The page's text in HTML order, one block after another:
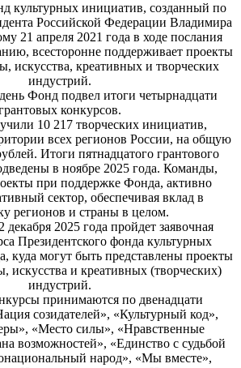
культурных инициатив, созданный по
Российской Федерации Владимира
21 апреля 2021 года в ходе послания
всесторонне поддерживает проекты
искусства, креативных и творческих
индустрий.
Фонд подвел итоги четырнадцати
конкурсов.
10 217 творческих инициатив,
всех регионов России, на общую
Итоги пятнадцатого грантового
в ноябре 2025 года. Команды,
при поддержке Фонда, активно
сектор, обеспечивая вклад в
регионов и страны в целом.
декабря 2025 года пройдет заявочная
Президентского фонда культурных
куда могут быть представлены проекты
искусства и креативных (творческих)
индустрий.
принимаются по двенадцати
созидателей», «Культурный код»,
«Место силы», «Нравственные
возможностей», «Единство с судьбой
народ», «Мы вместе»,